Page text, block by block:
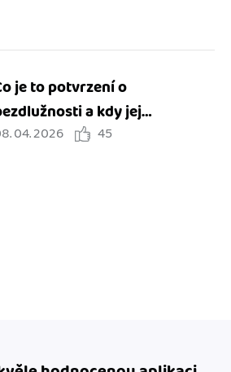
je to potvrzení o
a kdy jej
04. 2026 45